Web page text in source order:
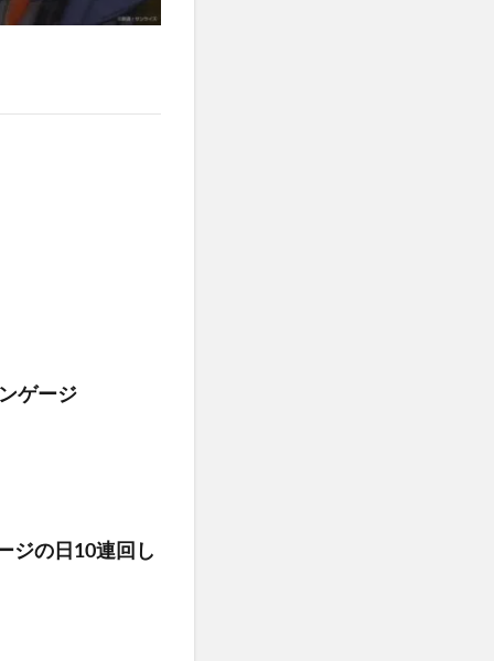
ゲージ
ジの日10連回し